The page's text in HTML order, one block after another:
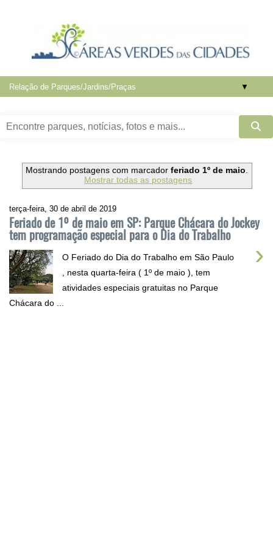
▼
Mostrando postagens com marcador feriado 1º de maio.
Mostrar todas as postagens
terça-feira, 30 de abril de 2019
Feriado de 1º de maio em SP: Parque Chácara do Jockey
tem programação especial para o Dia do Trabalho
›
O Feriado do Dia do Trabalho em São Paulo
, nesta quarta-feira ( 1º de maio ), tem
atividades especiais gratuitas no Parque
Chácara do ...